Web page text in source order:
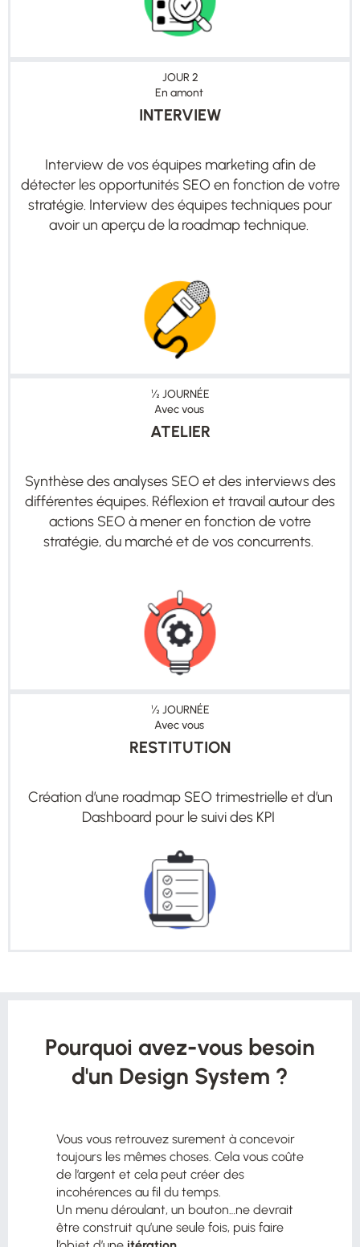
JOUR 2
En amont
INTERVIEW
Interview de vos équipes marketing afin de
détecter les opportunités SEO en fonction de votre
stratégie. Interview des équipes techniques pour
avoir un aperçu de la roadmap technique.
½ JOURNÉE
Avec vous
ATELIER
Synthèse des analyses SEO et des interviews des
différentes équipes. Réflexion et travail autour des
actions SEO à mener en fonction de votre
stratégie, du marché et de vos concurrents.
½ JOURNÉE
Avec vous
RESTITUTION
Création d’une roadmap SEO trimestrielle et d’un
Dashboard pour le suivi des KPI
Pourquoi avez-vous besoin
d'un Design System ?
Vous vous retrouvez surement à concevoir
toujours les mêmes choses. Cela vous coûte
de l’argent et cela peut créer des
incohérences au fil du temps.
Un menu déroulant, un bouton…ne devrait
être construit qu’une seule fois, puis faire